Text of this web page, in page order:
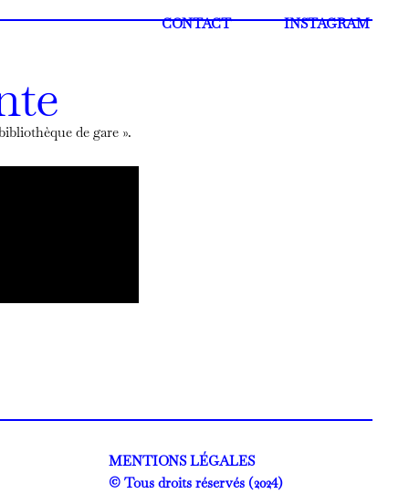
INSTAGRAM
CONTACT
de gare ».
MENTIONS LÉGALES
© Tous droits réservés (2024)